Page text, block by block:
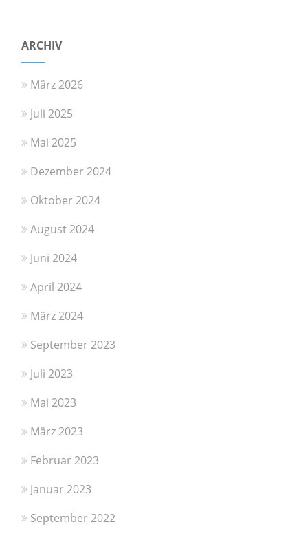
ARCHIV
März 2026
Juli 2025
Mai 2025
Dezember 2024
Oktober 2024
August 2024
Juni 2024
April 2024
März 2024
September 2023
Juli 2023
Mai 2023
März 2023
Februar 2023
Januar 2023
September 2022